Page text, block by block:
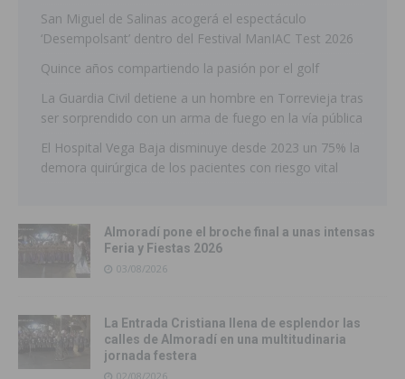
San Miguel de Salinas acogerá el espectáculo
‘Desempolsant’ dentro del Festival ManIAC Test 2026
Quince años compartiendo la pasión por el golf
La Guardia Civil detiene a un hombre en Torrevieja tras
ser sorprendido con un arma de fuego en la vía pública
El Hospital Vega Baja disminuye desde 2023 un 75% la
demora quirúrgica de los pacientes con riesgo vital
Almoradí pone el broche final a unas intensas
Feria y Fiestas 2026
03/08/2026
La Entrada Cristiana llena de esplendor las
calles de Almoradí en una multitudinaria
jornada festera
02/08/2026